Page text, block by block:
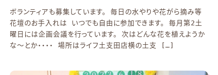
ボランティアも募集しています。 毎日の水やりや花がら摘み等
花壇のお手入れは いつでも自由に参加できます。 毎月第2土
曜日には企画会議を行っています。 次はどんな花を植えようか
な～とか・・・・ 場所はライフ土支田店横の土支 […]